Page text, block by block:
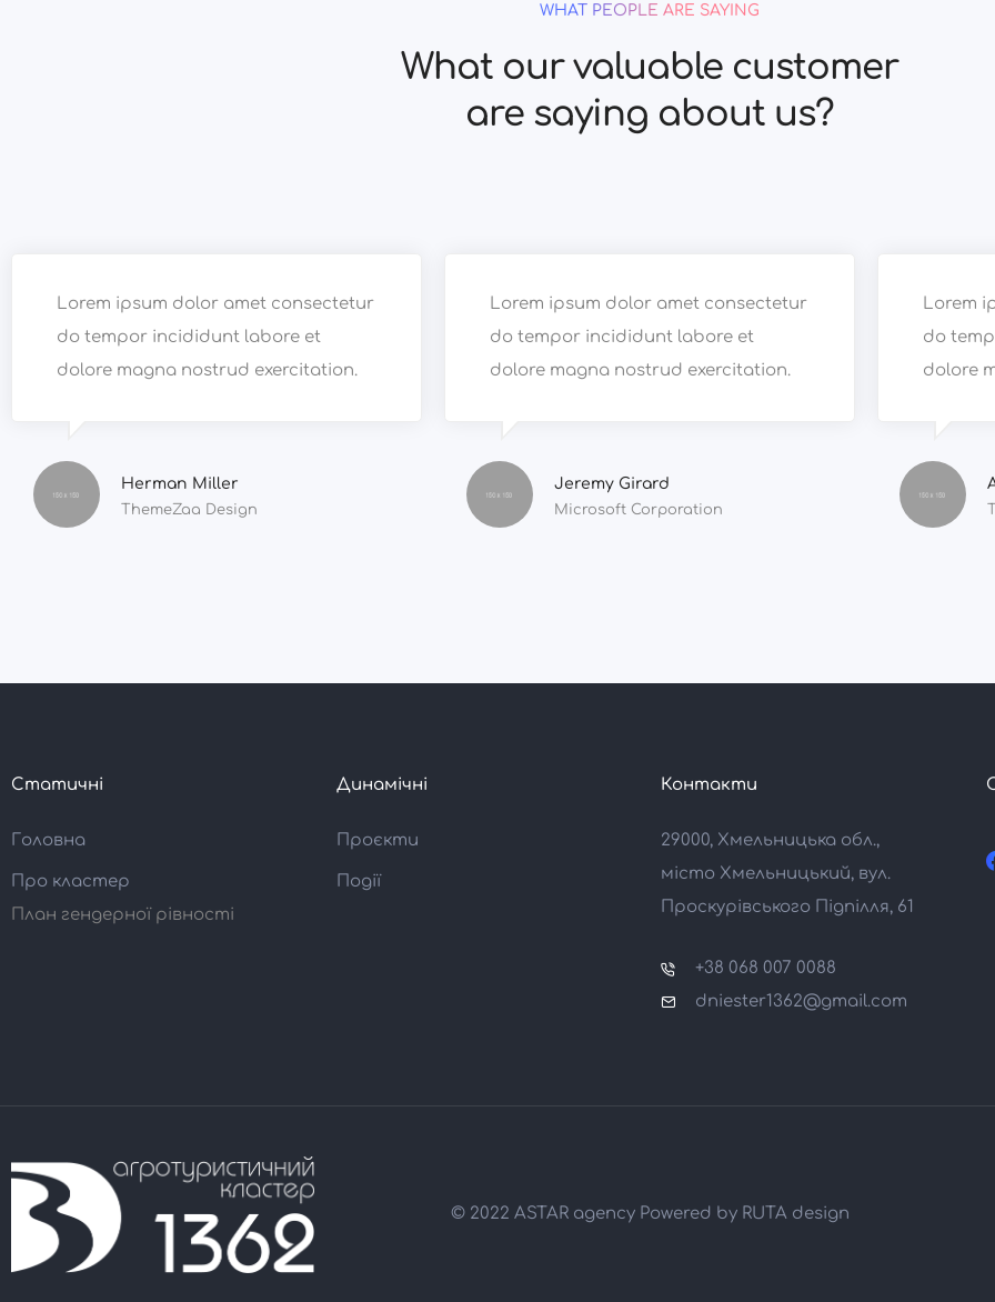
WHAT PEOPLE ARE SAYING
What our valuable customer
are saying about us?
Lorem ipsum dolor amet consectetur
do tempor incididunt labore et
dolore magna nostrud exercitation.
Herman Miller
ThemeZaa Design
Lorem ipsum dolor amet consectetur
do tempor incididunt labore et
dolore magna nostrud exercitation.
Jeremy Girard
Microsoft Corporation
Lorem
do
dolore
Статичні
Головна
Про кластер
План гендерної рівності
Динамічні
Проєкти
Події
Контакти
29000, Хмельницька обл.,
місто Хмельницький, вул.
Проскурівського Підпілля, 61
+38 068 007 0088
dniester1362@gmail.com
© 2022 ASTAR agency Powered by RUTA design